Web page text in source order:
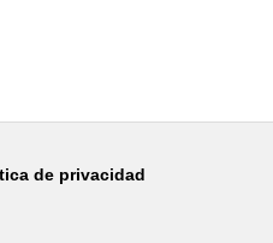
de privacidad